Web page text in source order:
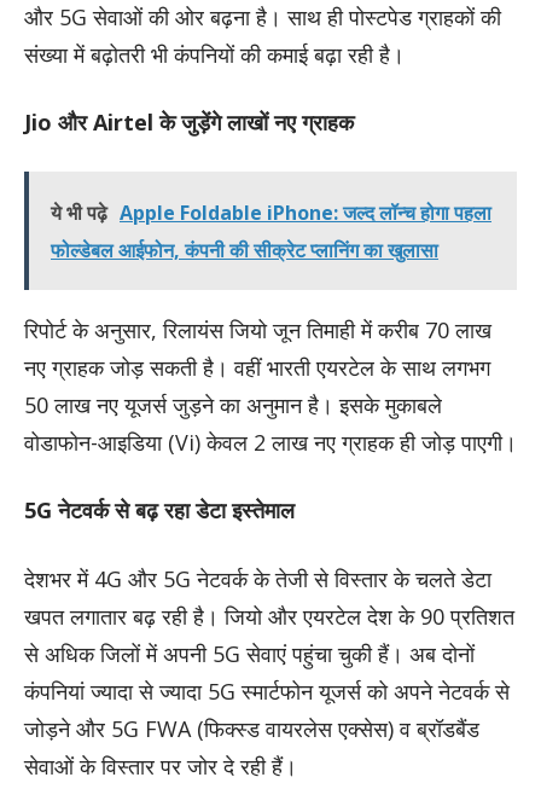
और 5G सेवाओं की ओर बढ़ना है। साथ ही पोस्टपेड ग्राहकों की
संख्या में बढ़ोतरी भी कंपनियों की कमाई बढ़ा रही है।
Jio और Airtel के जुड़ेंगे लाखों नए ग्राहक
ये भी पढ़े Apple Foldable iPhone: जल्द लॉन्च होगा पहला
फोल्डेबल आईफोन, कंपनी की सीक्रेट प्लानिंग का खुलासा
रिपोर्ट के अनुसार, रिलायंस जियो जून तिमाही में करीब 70 लाख
नए ग्राहक जोड़ सकती है। वहीं भारती एयरटेल के साथ लगभग
50 लाख नए यूजर्स जुड़ने का अनुमान है। इसके मुकाबले
वोडाफोन-आइडिया (Vi) केवल 2 लाख नए ग्राहक ही जोड़ पाएगी।
5G नेटवर्क से बढ़ रहा डेटा इस्तेमाल
देशभर में 4G और 5G नेटवर्क के तेजी से विस्तार के चलते डेटा
खपत लगातार बढ़ रही है। जियो और एयरटेल देश के 90 प्रतिशत
से अधिक जिलों में अपनी 5G सेवाएं पहुंचा चुकी हैं। अब दोनों
कंपनियां ज्यादा से ज्यादा 5G स्मार्टफोन यूजर्स को अपने नेटवर्क से
जोड़ने और 5G FWA (फिक्स्ड वायरलेस एक्सेस) व ब्रॉडबैंड
सेवाओं के विस्तार पर जोर दे रही हैं।